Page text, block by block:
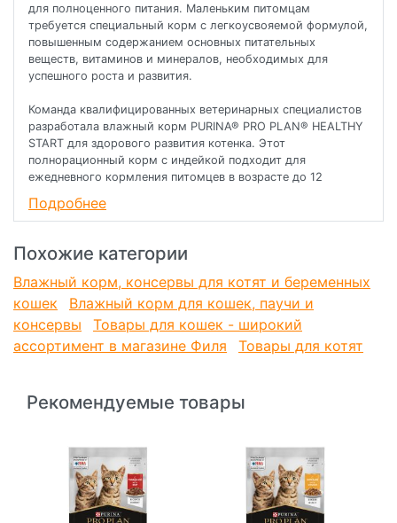
для полноценного питания. Маленьким питомцам
требуется специальный корм с легкоусвояемой формулой,
повышенным содержанием основных питательных
веществ, витаминов и минералов, необходимых для
успешного роста и развития.
Команда квалифицированных ветеринарных специалистов
разработала влажный корм PURINA® PRO PLAN® HEALTHY
START для здорового развития котенка. Этот
полнорационный корм с индейкой подходит для
ежедневного кормления питомцев в возрасте до 12
• Помогает поддерживать здоровое развитие зрения и
• Содержит необходимые питательные вещества для
здорового развития, адаптированные к фазам роста.
Влажный корм для котят PURINA® PRO PLAN® HEALTHY
START (Здоровый старт для котят) — это полюбившийся
PRO PLAN® NUTRISAVOUR® KITTEN с новым названием, но
Рационы PRO PLAN® разработаны на основе современных
научных достижений.
Московская ветеринарная академия им. К. И. Скрябина
признаёт экспертизу компании «Нестле» в области
кормления домашних животных.
Уважаемые клиенты! Обращаем ваше внимание на то, что
Подробнее
Похожие категории
Влажный корм, консервы для котят и беременных
кошек
Влажный корм для кошек, паучи и
консервы
Товары для кошек - широкий
ассортимент в магазине Филя
Товары для котят
Рекомендуемые товары